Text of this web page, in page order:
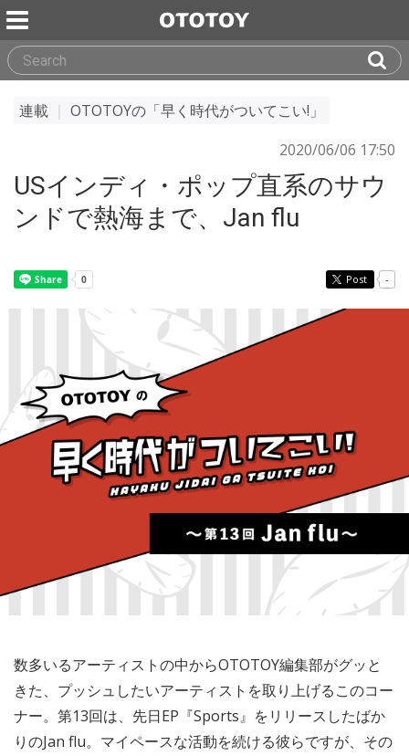
連載
OTOTOYの「早く時代がついてこい!」
2020/06/06 17:50
USインディ・ポップ直系のサウ
ンドで熱海まで、Jan flu
Post -
数多いるアーティストの中からOTOTOY編集部がグッと
きた、プッシュしたいアーティストを取り上げるこのコー
ナー。第13回は、先日EP『Sports』をリリースしたばか
りのJan flu。マイペースな活動を続ける彼らですが、その